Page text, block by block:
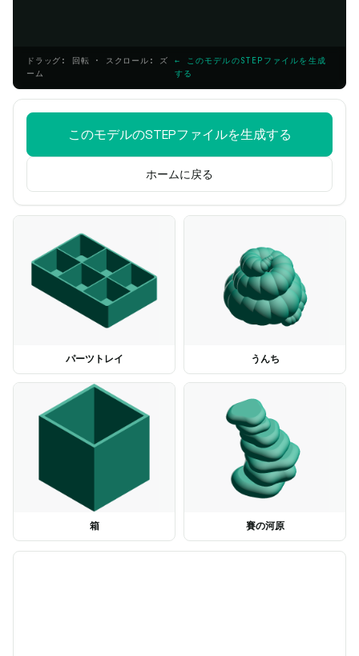
ドラッグ: 回転 · スクロール: ズ
ーム
← このモデルのSTEPファイルを生成
する
このモデルのSTEPファイルを生成する
ホームに戻る
パーツトレイ うんち
箱 賽の河原